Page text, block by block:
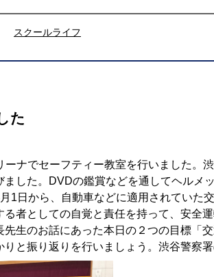
スクールライフ
た
ナでセーフティー教室を行いました。
した。DVDの鑑賞などを通してヘルメ
1日から、自動車などに適用されていた
者としての自覚と責任を持って、安全
生のお話にあった本日の２つの目標「
と振り返りを行いましょう。渋谷警察